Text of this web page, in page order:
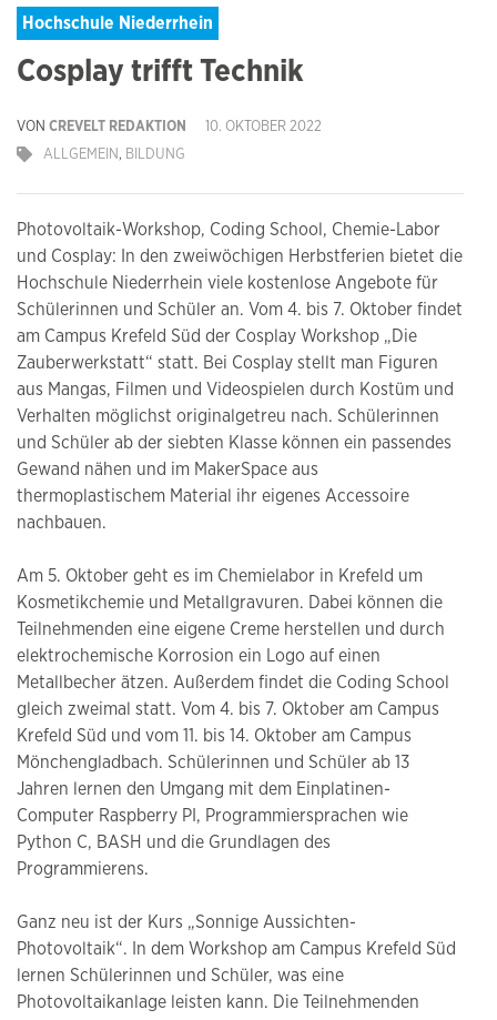
Hochschule Niederrhein
Cosplay trifft Technik
VON CREVELT REDAKTION
10. OKTOBER 2022
ALLGEMEIN, BILDUNG
Photovoltaik-Workshop, Coding School, Chemie-Labor
und Cosplay: In den zweiwöchigen Herbstferien bietet die
Hochschule Niederrhein viele kostenlose Angebote für
Schülerinnen und Schüler an. Vom 4. bis 7. Oktober findet
am Campus Krefeld Süd der Cosplay Workshop „Die
Zauberwerkstatt“ statt. Bei Cosplay stellt man Figuren
aus Mangas, Filmen und Videospielen durch Kostüm und
Verhalten möglichst originalgetreu nach. Schülerinnen
und Schüler ab der siebten Klasse können ein passendes
Gewand nähen und im MakerSpace aus
thermoplastischem Material ihr eigenes Accessoire
nachbauen.
Am 5. Oktober geht es im Chemielabor in Krefeld um
Kosmetikchemie und Metallgravuren. Dabei können die
Teilnehmenden eine eigene Creme herstellen und durch
elektrochemische Korrosion ein Logo auf einen
Metallbecher ätzen. Außerdem findet die Coding School
gleich zweimal statt. Vom 4. bis 7. Oktober am Campus
Krefeld Süd und vom 11. bis 14. Oktober am Campus
Mönchengladbach. Schülerinnen und Schüler ab 13
Jahren lernen den Umgang mit dem Einplatinen-
Computer Raspberry PI, Programmiersprachen wie
Python C, BASH und die Grundlagen des
Programmierens.
Ganz neu ist der Kurs „Sonnige Aussichten-
Photovoltaik“. In dem Workshop am Campus Krefeld Süd
lernen Schülerinnen und Schüler, was eine
Photovoltaikanlage leisten kann. Die Teilnehmenden